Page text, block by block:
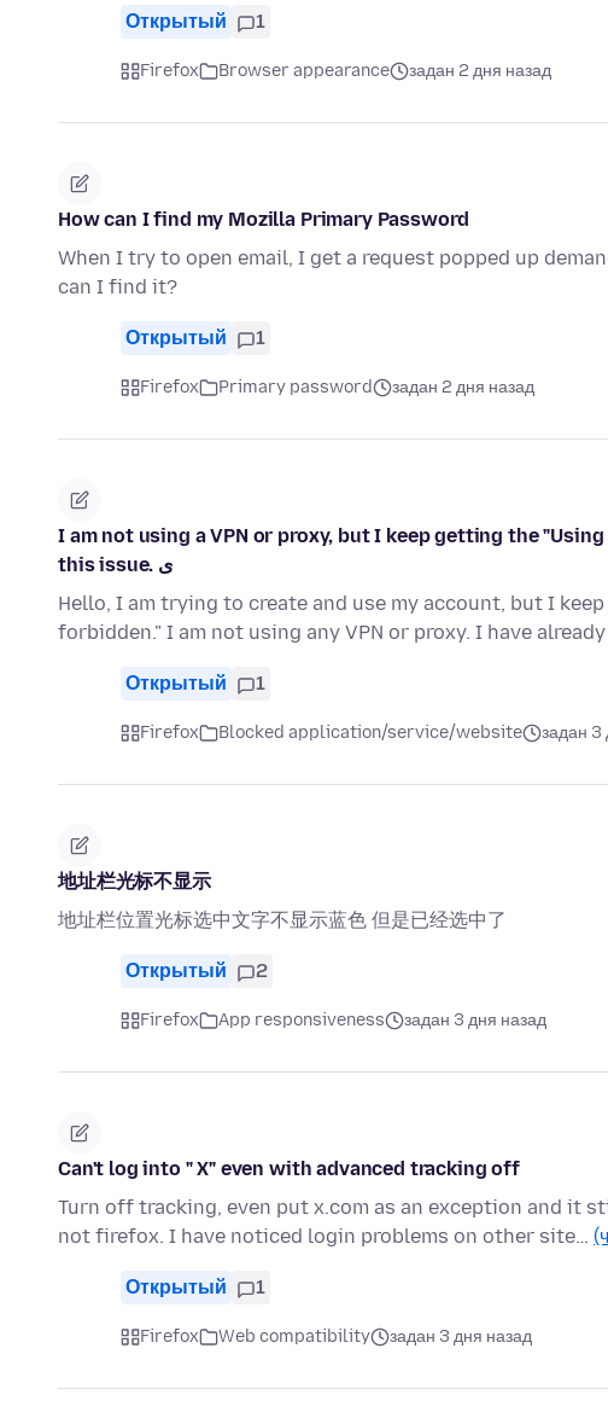
Открытый 1
Firefox Browser appearance задан 2 дня назад
How can I find my Mozilla Primary Password
When I try to open email, I get a request popped up
can I find it?
Открытый 1
Firefox Primary password задан 2 дня назад
I am not using a VPN or proxy, but I keep getting the
this issue. ی
Hello, I am trying to create and use my account, but I
forbidden." I am not using any VPN or proxy. I have
Открытый 1
Firefox Blocked application/service/website задан 3
地址栏光标不显示
地址栏位置光标选中文字不显示蓝色 但是已经选中了
Открытый 2
Firefox App responsiveness задан 3 дня назад
Can't log into " X" even with advanced tracking off
Turn off tracking, even put x.com as an exception and it
not firefox. I have noticed login problems on other site…
Открытый 1
Firefox Web compatibility задан 3 дня назад